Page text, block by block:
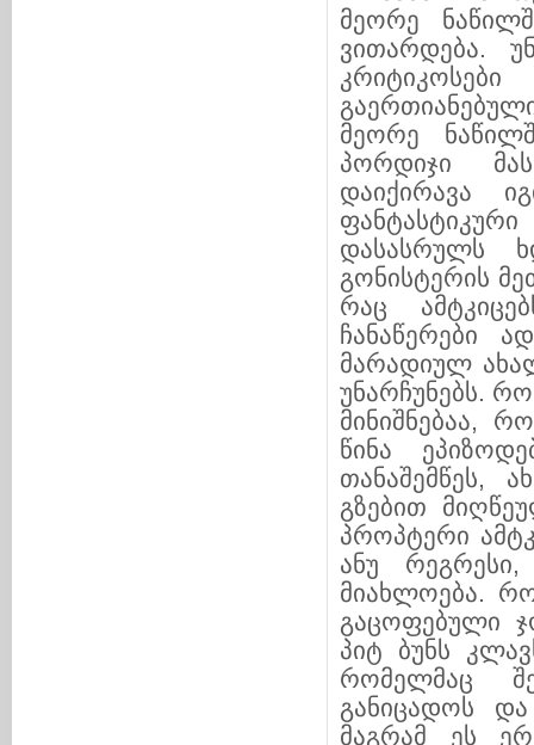
მეორე
ვითარდება.
მეორე
პორდიჯი
დაიქირავა
დასასრულს
გონისტერის
რაც
ჩანაწერები
მარადიულ
უნარჩუნებს.
მინიშნებაა,
წინა
თანაშემწეს,
გზებით
პროპტერი
ანუ
მიახლოება.
გაცოფებული
პიტ ბუნს
რომელმაც
განიცადოს
მაგრამ ეს